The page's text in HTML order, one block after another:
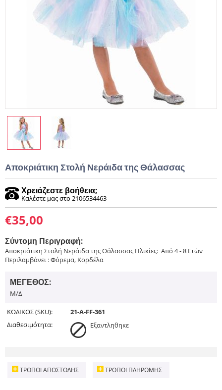
Αποκριάτικη Στολή Νεράιδα της Θάλασσας
Χρειάζεστε βοήθεια;
Καλέστε μας στο 2106534463
€35,00
Σύντομη Περιγραφή:
Αποκριάτικη Στολή Νεράιδα της Θάλασσας Ηλικίες: Από 4 - 8 Ετών
Περιλαμβάνει : Φόρεμα, Κορδέλα
ΜΈΓΕΘΟΣ:
Μ/Δ
ΚΩΔΙΚΟΣ (SKU):
21-A-FF-361
Διαθεσιμότητα:
Εξαντληθηκε
ΤΡΌΠΟΙ ΑΠΟΣΤΟΛΉΣ ΤΡΌΠΟΙ ΠΛΗΡΩΜΉΣ